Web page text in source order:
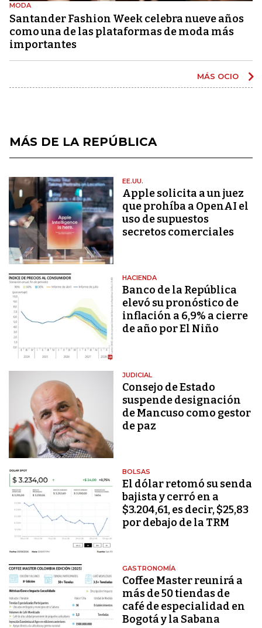
MODA
Santander Fashion Week celebra nueve años
como una de las plataformas de moda más
importantes
MÁS OCIO
MÁS DE LA REPÚBLICA
EE.UU.
Apple solicita a un juez
que prohíba a OpenAI el
uso de supuestos
secretos comerciales
HACIENDA
Banco de la República
elevó su pronóstico de
inflación a 6,9% a cierre
de año por El Niño
JUDICIAL
Consejo de Estado
suspende designación
de Mancuso como gestor
de paz
BOLSAS
El dólar retomó su senda
bajista y cerró en a
$3.204,61, es decir, $25,83
por debajo de la TRM
GASTRONOMÍA
Coffee Master reunirá a
más de 50 tiendas de
café de especialidad en
Bogotá y la Sabana